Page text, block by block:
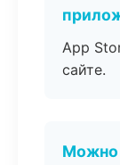
App
сайте.
Можно